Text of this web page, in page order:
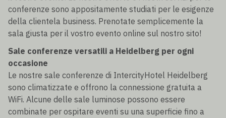
conferenze sono appositamente studiati per le esigenze
della clientela business. Prenotate semplicemente la
sala giusta per il vostro evento online sul nostro sito!
Sale conferenze versatili a Heidelberg per ogni
occasione
Le nostre sale conferenze di IntercityHotel Heidelberg
sono climatizzate e offrono la connessione gratuita a
WiFi. Alcune delle sale luminose possono essere
combinate per ospitare eventi su una superficie fino a